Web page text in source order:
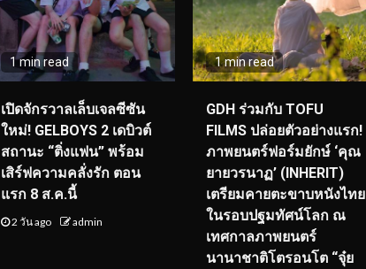
1 min read
เปิดจักรวาลเล็บเจลซีซัน
ใหม่! GELBOYS 2 เดบิวต์
สถานะ “ติ่งแฟน” พร้อม
เสิร์ฟความคลั่งรัก ตอน
แรก 8 ส.ค.นี้
2 วัน ago admin
1 min read
GDH ร่วมกับ TOFU
FILMS ปล่อยตัวอย่างแรก!
ภาพยนตร์ฟอร์มยักษ์ ‘คุณ
ยายวรนาฏ’ (INHERIT)
เตรียมคายตะขาบหนังไทย
ในรอบปฐมทัศน์โลก ณ
เทศกาลภาพยนตร์
นานาชาติโตรอนโต “จุ๋ย